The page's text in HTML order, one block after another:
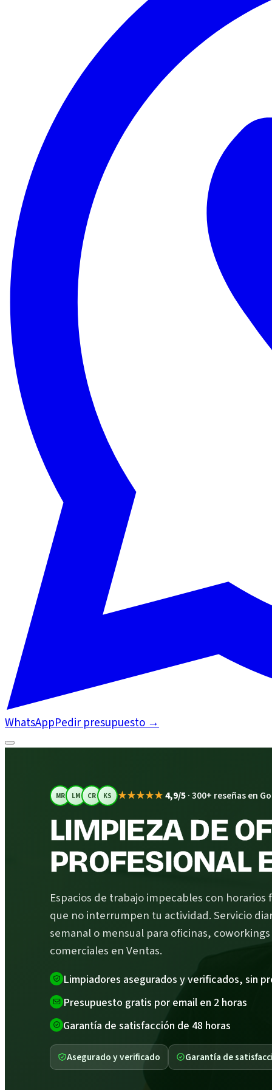
WhatsAppPedir presupuesto→
MR LM CR KS ★★★★★4,9/5·300+ reseñas en
LIMPIEZA DE
PROFESIONAL
Espacios de trabajo impecables con horarios
que no interrumpen tu actividad. Servicio
semanal o mensual para oficinas,
comerciales en Ventas.
Limpiadores asegurados y verificados, sin
Presupuesto gratis por email en 2 horas
Garantía de satisfacción de 48 horas
Asegurado y verificado Garantía de